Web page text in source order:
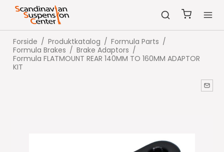
Forside / Produktkatalog / Formula Parts /
Formula Brakes / Brake Adaptors /
Formula FLATMOUNT REAR 140MM TO 160MM ADAPTOR
KIT